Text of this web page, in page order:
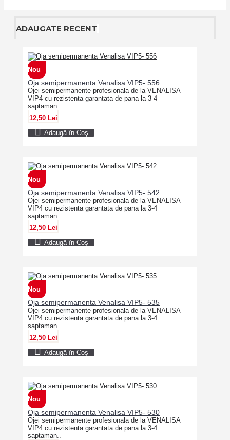
ADAUGATE RECENT
Nou
Oja semipermanenta Venalisa VIP5- 556
Ojei semipermanente profesionala de la VENALISA
VIP4 cu rezistenta garantata de pana la 3-4
saptaman..
12,50 Lei
Adaugă în Coş
Nou
Oja semipermanenta Venalisa VIP5- 542
Ojei semipermanente profesionala de la VENALISA
VIP4 cu rezistenta garantata de pana la 3-4
saptaman..
12,50 Lei
Adaugă în Coş
Nou
Oja semipermanenta Venalisa VIP5- 535
Ojei semipermanente profesionala de la VENALISA
VIP4 cu rezistenta garantata de pana la 3-4
saptaman..
12,50 Lei
Adaugă în Coş
Nou
Oja semipermanenta Venalisa VIP5- 530
Ojei semipermanente profesionala de la VENALISA
VIP4 cu rezistenta garantata de pana la 3-4
saptaman..